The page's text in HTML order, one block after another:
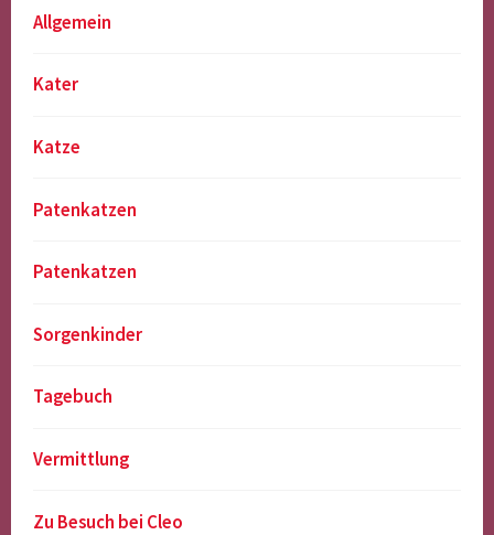
Allgemein
Kater
Katze
Patenkatzen
Patenkatzen
Sorgenkinder
Tagebuch
Vermittlung
Zu Besuch bei Cleo